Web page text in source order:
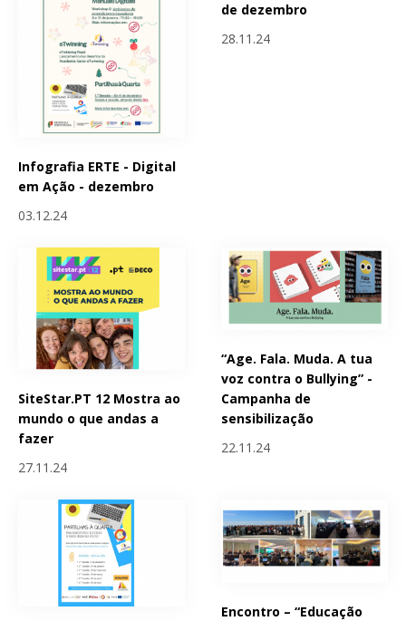
Infografia ERTE - Digital
em Ação - dezembro
03.12.24
de dezembro
28.11.24
SiteStar.PT 12 Mostra ao
mundo o que andas a
fazer
27.11.24
“Age. Fala. Muda. A tua
voz contra o Bullying” -
Campanha de
sensibilização
22.11.24
Encontro – “Educação